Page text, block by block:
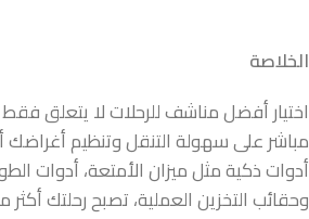
الخلاصة
اختيار أفضل مناشف للرحلات لا يتعلق فقط
مباشر على سهولة التنقل وتنظيم أغراضك
أدوات ذكية مثل ميزان الأمتعة، أدوات
وحقائب التخزين العملية، تصبح رحلتك أكثر